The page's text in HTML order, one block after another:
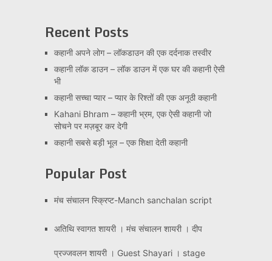
Recent Posts
कहानी अपने लोग – लॉकडाउन की एक दर्दनाक तस्वीर
कहानी लॉक डाउन – लॉक डाउन में एक घर की कहानी ऐसी
भी
कहानी सच्चा प्यार – प्यार के रिश्तों की एक अनूठी कहानी
Kahani Bhram – कहानी भ्रम, एक ऐसी कहानी जो
सोचने पर मज़बूर कर देगी
कहानी सबसे बड़ी भूल – एक शिक्षा देती कहानी
Popular Post
मंच संचालन स्क्रिप्ट-Manch sanchalan script
अतिथि स्वागत शायरी । मंच संचालन शायरी । दीप
प्रज्जवलन शायरी । Guest Shayari । stage